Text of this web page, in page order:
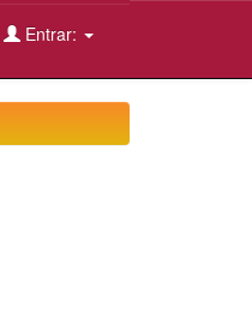
Entrar: